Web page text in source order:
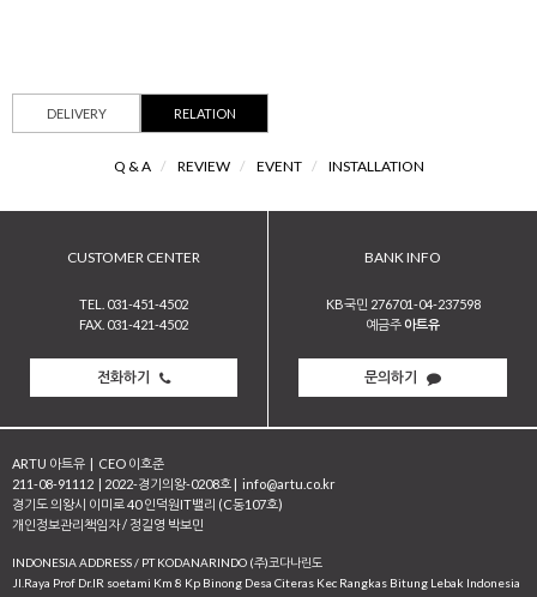
DELIVERY RELATION
Q & A / REVIEW / EVENT / INSTALLATION
CUSTOMER CENTER
TEL. 031-451-4502
FAX. 031-421-4502
전화하기
BANK INFO
KB국민 276701-04-237598
예금주 아트유
문의하기
ARTU 아트유 | CEO 이호준
211-08-91112 | 2022-경기의왕-0208호 | info@artu.co.kr
경기도 의왕시 이미로 40 인덕원IT밸리 (C동107호)
개인정보관리책임자 / 정길영 박보민
INDONESIA ADDRESS / PT KODANARINDO (주)코다나린도
JI.Raya Prof Dr.IR soetami Km 8 Kp Binong Desa Citeras Kec Rangkas Bitung Lebak Indonesia